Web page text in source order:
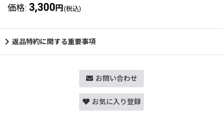
価格: 3,300 円 (税込)
返品特約に関する重要事項
お問い合わせ
お気に入り登録